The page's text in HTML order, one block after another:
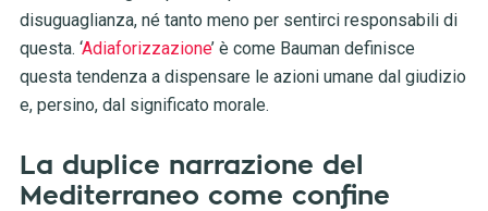
disuguaglianza, né tanto meno per sentirci responsabili di
questa. ‘Adiaforizzazione’ è come Bauman definisce
questa tendenza a dispensare le azioni umane dal giudizio
e, persino, dal significato morale.
La duplice narrazione del
Mediterraneo come confine